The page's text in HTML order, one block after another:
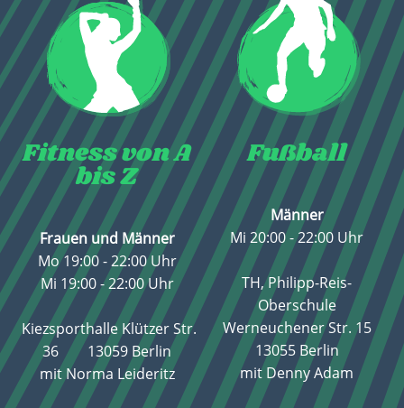
Fitness von A
bis Z
Frauen und Männer
Mo 19:00 - 22:00 Uhr
Mi 19:00 - 22:00 Uhr
Kiezsporthalle Klützer Str.
36 13059 Berlin
mit Norma Leideritz
Fußball
Männer
Mi 20:00 - 22:00 Uhr
TH, Philipp-Reis-
Oberschule
Werneuchener Str. 15
13055 Berlin
mit Denny Adam